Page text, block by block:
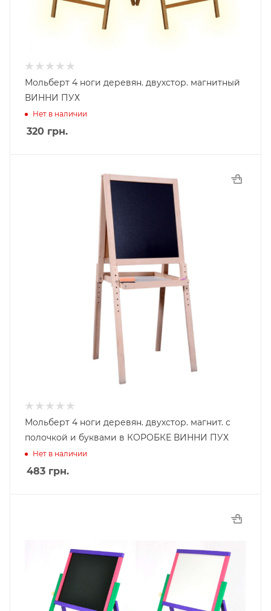
Мольберт 4 ноги деревян. двухстор. магнитный
ВИННИ ПУХ
Нет в наличии
320 грн.
Мольберт 4 ноги деревян. двухстор. магнит. с
полочкой и буквами в КОРОБКЕ ВИННИ ПУХ
Нет в наличии
483 грн.